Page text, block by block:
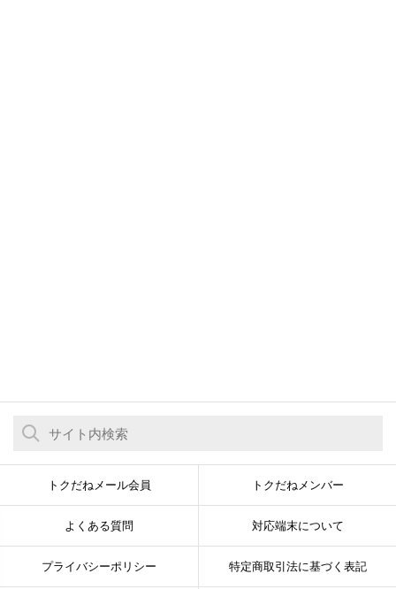
トクだねメール会員 トクだねメンバー
よくある質問 対応端末について
プライバシーポリシー 特定商取引法に基づく表記